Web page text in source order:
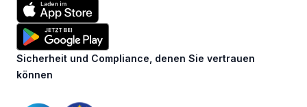
Sicherheit und Compliance, denen Sie vertrauen
können